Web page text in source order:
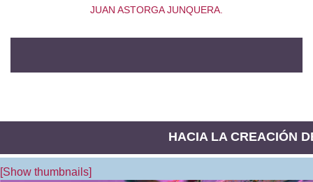
JUAN ASTORGA JUNQUERA.
HACIA LA CREACIÓN
[Show thumbnails]